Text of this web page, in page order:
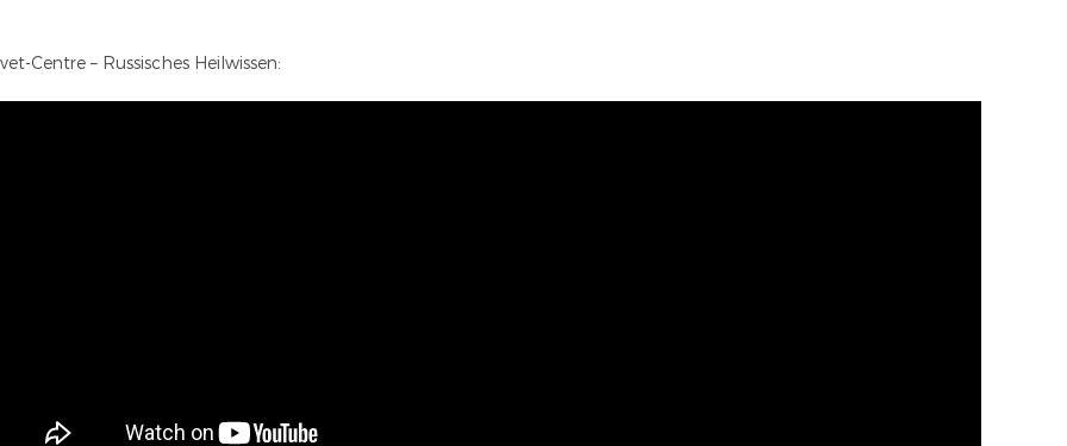
Centre – Russisches Heilwissen: